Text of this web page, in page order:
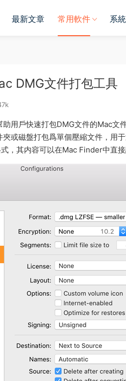
最新文章 常用軟件 系
DMG文件打包工具
用戶快速打包DMG文件的Mac文
或磁盤打包爲單個壓縮文件，
，其内容可以在Mac Finder中直接